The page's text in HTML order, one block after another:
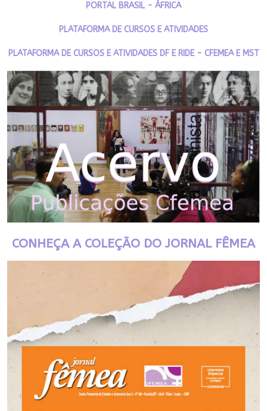
PORTAL BRASIL - ÁFRICA
PLATAFORMA DE CURSOS E ATIVIDADES
PLATAFORMA DE CURSOS E ATIVIDADES DF E RIDE - CFEMEA E MST
CONHEÇA A COLEÇÃO DO JORNAL FÊMEA